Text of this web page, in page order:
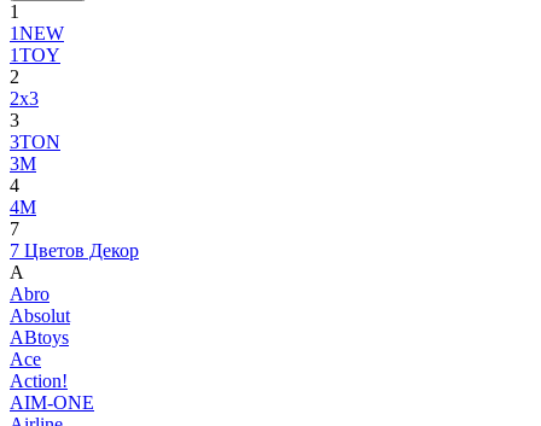
1
1NEW
1TOY
2
2x3
3
3TON
3М
4
4M
7
7 Цветов Декор
A
Abro
Absolut
ABtoys
Ace
Action!
AIM-ONE